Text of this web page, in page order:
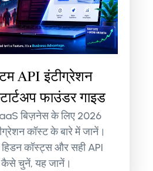
API इंटीग्रेशन
फाउंडर गाइड
बिज़नेस के लिए 2026
कॉस्ट के बारे में जानें।
हिडन कॉस्ट्स और सही API
कैसे चुनें, यह जानें।